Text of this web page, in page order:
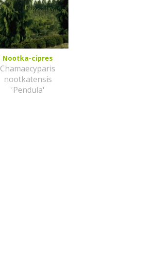
Nootka-cipres
Chamaecyparis
nootkatensis
'Pendula'